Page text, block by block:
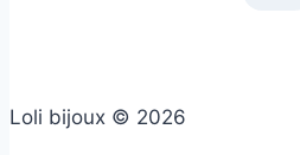
Loli bijoux © 2026